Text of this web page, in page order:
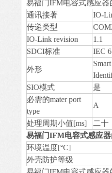
易福门IFM电容式感应器
通讯接著
IO-
传递类型
IO-Link revision
1.1
SDCI标准
IEC
外形
SIO模式
是
必需的mater port
type
A
处理周期小值[ms]
二十
易福门IFM电容式感应器
环境温度[°C]
外壳防护等级